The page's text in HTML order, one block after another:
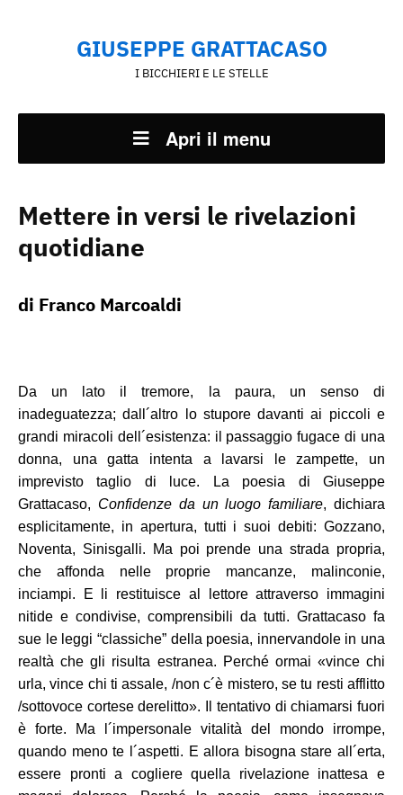
GIUSEPPE GRATTACASO
I BICCHIERI E LE STELLE
Apri il menu
Mettere in versi le rivelazioni
quotidiane
di Franco Marcoaldi
Da un lato il tremore, la paura, un senso di
inadeguatezza; dall´altro lo stupore davanti ai piccoli e
grandi miracoli dell´esistenza: il passaggio fugace di una
donna, una gatta intenta a lavarsi le zampette, un
imprevisto taglio di luce. La poesia di Giuseppe
Grattacaso, Confidenze da un luogo familiare, dichiara
esplicitamente, in apertura, tutti i suoi debiti: Gozzano,
Noventa, Sinisgalli. Ma poi prende una strada propria,
che affonda nelle proprie mancanze, malinconie,
inciampi. E li restituisce al lettore attraverso immagini
nitide e condivise, comprensibili da tutti. Grattacaso fa
sue le leggi “classiche” della poesia, innervandole in una
realtà che gli risulta estranea. Perché ormai «vince chi
urla, vince chi ti assale, /non c´è mistero, se tu resti afflitto
/sottovoce cortese derelitto». Il tentativo di chiamarsi fuori
è forte. Ma l´impersonale vitalità del mondo irrompe,
quando meno te l´aspetti. E allora bisogna stare all´erta,
essere pronti a cogliere quella rivelazione inattesa e